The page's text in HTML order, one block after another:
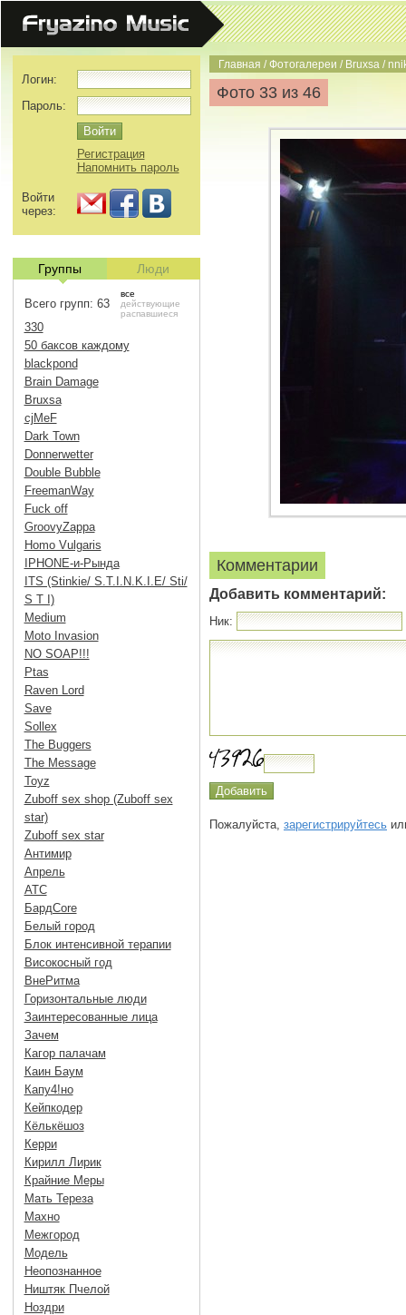
Главная /Фотогалереи / Bruxsa /
Фото 33 из 46
Комментарии
Добавить комментарий:
Ник:
Пожалуйста, зарегистрируйтесь
Логин:
Пароль:
Регистрация
Напомнить пароль
Войти
через:
Группы Люди
Всего групп: 63
все
действующие
распавшиеся
330
50 баксов каждому
blackpond
Brain Damage
Bruxsa
cjMeF
Dark Town
Donnerwetter
Double Bubble
FreemanWay
Fuck off
GroovyZappa
Homo Vulgaris
IPHONE-и-Рында
ITS (Stinkie/ S.T.I.N.K.I.E/ Sti/
S T I)
Medium
Moto Invasion
NO SOAP!!!
Ptas
Raven Lord
Save
Sollex
The Buggers
The Message
Toyz
Zuboff sex shop (Zuboff sex
star)
Zuboff sex star
Антимир
Апрель
АТС
БардCore
Белый город
Блок интенсивной терапии
Високосный год
ВнеРитма
Горизонтальные люди
Заинтересованные лица
Зачем
Кагор палачам
Каин Баум
Капу4!но
Кейпкодер
Кёлькёшоз
Керри
Кирилл Лирик
Крайние Меры
Мать Тереза
Махно
Межгород
Модель
Неопознанное
Ништяк Пчелой
Ноздри